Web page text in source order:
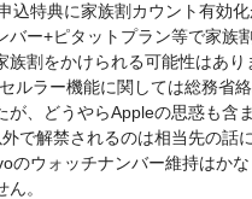
込特典に家族割カウント有効
バー+ピタットプラン等で家族
族割をかけられる可能性はあり
ルラー機能に関しては総務省
が、どうやらAppleの思惑も含
で解禁されるのは相当先の話
のウォッチナンバー維持はか
。